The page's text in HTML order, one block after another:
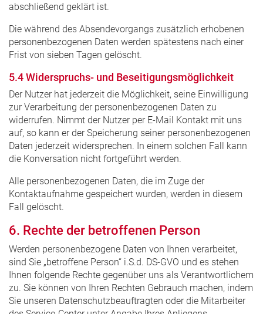
abschließend geklärt ist.
Die während des Absendevorgangs zusätzlich erhobenen
personenbezogenen Daten werden spätestens nach einer
Frist von sieben Tagen gelöscht.
5.4 Widerspruchs- und Beseitigungsmöglichkeit
Der Nutzer hat jederzeit die Möglichkeit, seine Einwilligung
zur Verarbeitung der personenbezogenen Daten zu
widerrufen. Nimmt der Nutzer per E-Mail Kontakt mit uns
auf, so kann er der Speicherung seiner personenbezogenen
Daten jederzeit widersprechen. In einem solchen Fall kann
die Konversation nicht fortgeführt werden.
Alle personenbezogenen Daten, die im Zuge der
Kontaktaufnahme gespeichert wurden, werden in diesem
Fall gelöscht.
6. Rechte der betroffenen Person
Werden personenbezogene Daten von Ihnen verarbeitet,
sind Sie „betroffene Person“ i.S.d. DS-GVO und es stehen
Ihnen folgende Rechte gegenüber uns als Verantwortlichem
zu. Sie können von Ihren Rechten Gebrauch machen, indem
Sie unseren Datenschutzbeauftragten oder die Mitarbeiter